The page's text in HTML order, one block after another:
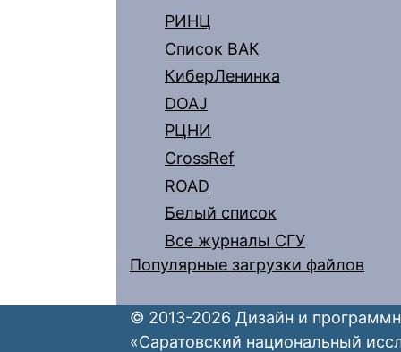
РИНЦ
Список ВАК
КиберЛенинка
DOAJ
РЦНИ
CrossRef
ROAD
Белый список
Все журналы СГУ
Популярные загрузки файлов
© 2013-2026 Дизайн и
«Саратовский национальный